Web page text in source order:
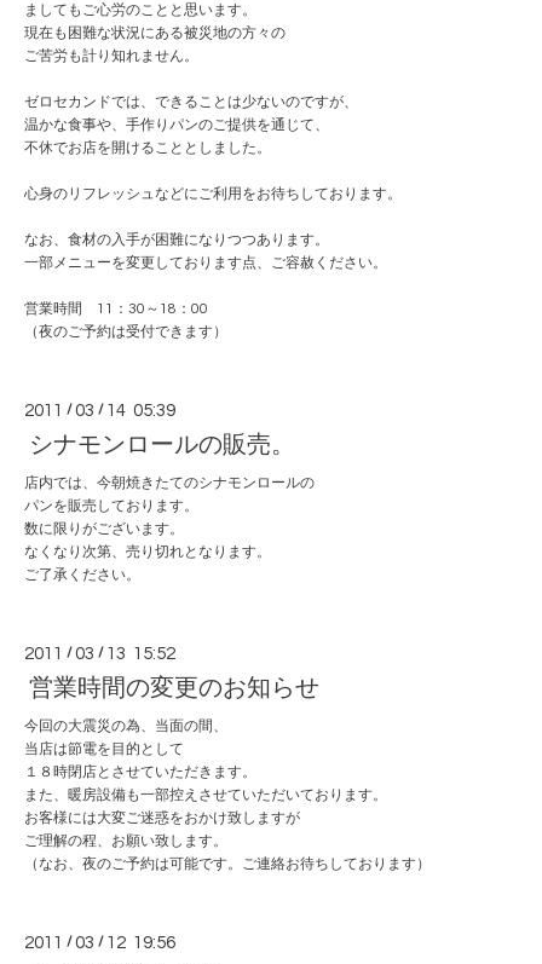
ましてもご心労のことと思います。
現在も困難な状況にある被災地の方々の
ご苦労も計り知れません。
ゼロセカンドでは、できることは少ないのですが、
温かな食事や、手作りパンのご提供を通じて、
不休でお店を開けることとしました。
心身のリフレッシュなどにご利用をお待ちしております。
なお、食材の入手が困難になりつつあります。
一部メニューを変更しております点、ご容赦ください。
営業時間 11：30～18：00
（夜のご予約は受付できます）
2011 /03 / 14 05:39
シナモンロールの販売。
店内では、今朝焼きたてのシナモンロールの
パンを販売しております。
数に限りがございます。
なくなり次第、売り切れとなります。
ご了承ください。
2011 /03 / 13 15:52
営業時間の変更のお知らせ
今回の大震災の為、当面の間、
当店は節電を目的として
１８時閉店とさせていただきます。
また、暖房設備も一部控えさせていただいております。
お客様には大変ご迷惑をおかけ致しますが
ご理解の程、お願い致します。
（なお、夜のご予約は可能です。ご連絡お待ちしております）
2011 /03 / 12 19:56